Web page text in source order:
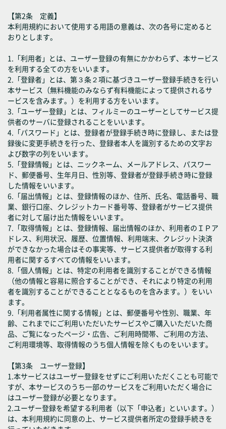
【第2条 定義】
本利用規約において使用する用語の意義は、次の各号に定めると
おりとします。
1.「利用者」とは、ユーザー登録の有無にかかわらず、本サービス
を利用する全ての方をいいます。
2.「登録者」とは、第３条２項に基づきユーザー登録手続きを行い
本サービス（無料機能のみならず有料機能によって提供されるサ
ービスを含みます。）を利用する方をいいます。
3.「ユーザー登録」とは、フィルミーのユーザーとしてサービス提
供者のサーバに登録されることをいいます。
4.「パスワード」とは、登録者が登録手続き時に登録し、または登
録後に変更手続きを行った、登録者本人を識別するための文字お
よび数字の列をいいます。
5.「登録情報」とは、ニックネーム、メールアドレス、パスワー
ド、郵便番号、生年月日、性別等、登録者が登録手続き時に登録
した情報をいいます。
6.「届出情報」とは、登録情報のほか、住所、氏名、電話番号、職
業、銀行口座、クレジットカード番号等、登録者がサービス提供
者に対して届け出た情報をいいます。
7.「取得情報」とは、登録情報、届出情報のほか、利用者のＩＰア
ドレス、利用状況、履歴、位置情報、利用端末、クレジット決済
ができなかった場合はその事実等、サービス提供者が取得する利
用者に関するすべての情報をいいます。
8.「個人情報」とは、特定の利用者を識別することができる情報
（他の情報と容易に照合することができ、それにより特定の利用
者を識別することができることとなるものを含みます。）をいい
ます。
9.「利用者属性に関する情報」とは、郵便番号や性別、職業、年
齢、これまでにご利用いただいたサービスやご購入いただいた商
品、ご覧になったページ・広告、ご利用時間帯、ご利用の方法、
ご利用環境等、取得情報のうち個人情報を除くものをいいます。
【第3条 ユーザー登録】
1.本サービスはユーザー登録をせずにご利用いただくことも可能で
すが、本サービスのうち一部のサービスをご利用いただく場合に
はユーザー登録が必要となります。
2.ユーザー登録を希望する利用者（以下「申込者」といいます。）
は、本利用規約に同意の上、サービス提供者所定の登録手続きを